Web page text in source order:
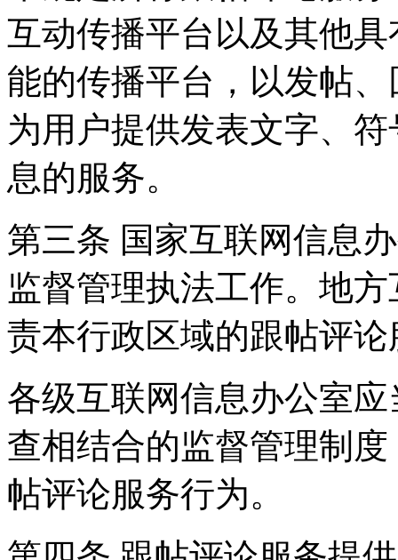
互动传播平台以及其他
能的传播平台，以发帖
为用户提供发表文字、
息的服务。
第三条 国家互联网信息
监督管理执法工作。地
责本行政区域的跟帖评
各级互联网信息办公室
查相结合的监督管理制
帖评论服务行为。